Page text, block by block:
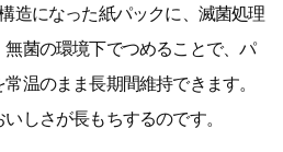
造になった紙パックに、滅菌処理
無菌の環境下でつめることで、パ
温のまま長期間維持できます。
しさが長もちするのです。